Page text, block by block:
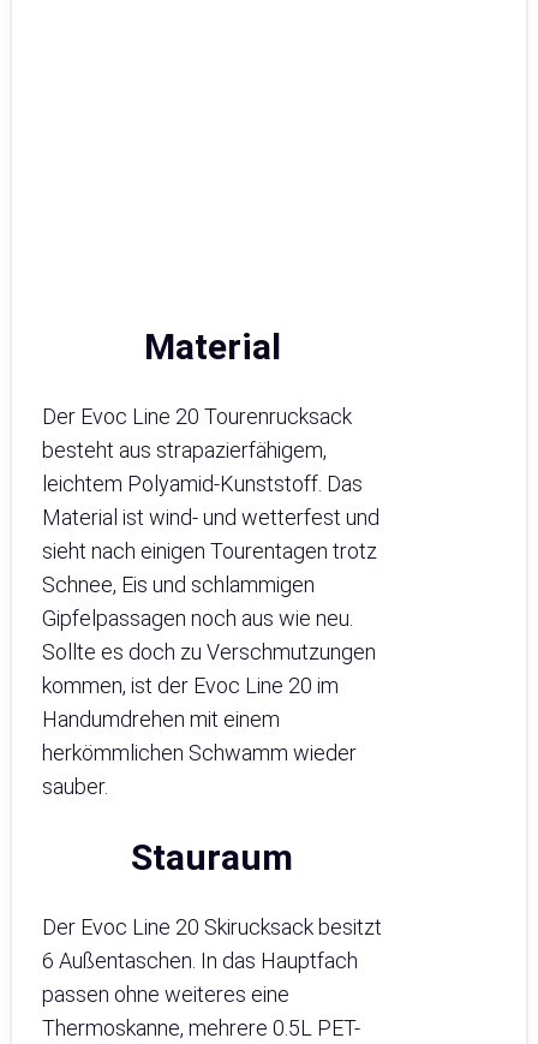
Material
Der Evoc Line 20 Tourenrucksack
besteht aus strapazierfähigem,
leichtem Polyamid-Kunststoff. Das
Material ist wind- und wetterfest und
sieht nach einigen Tourentagen trotz
Schnee, Eis und schlammigen
Gipfelpassagen noch aus wie neu.
Sollte es doch zu Verschmutzungen
kommen, ist der Evoc Line 20 im
Handumdrehen mit einem
herkömmlichen Schwamm wieder
sauber.
Stauraum
Der Evoc Line 20 Skirucksack besitzt
6 Außentaschen. In das Hauptfach
passen ohne weiteres eine
Thermoskanne, mehrere 0.5L PET-